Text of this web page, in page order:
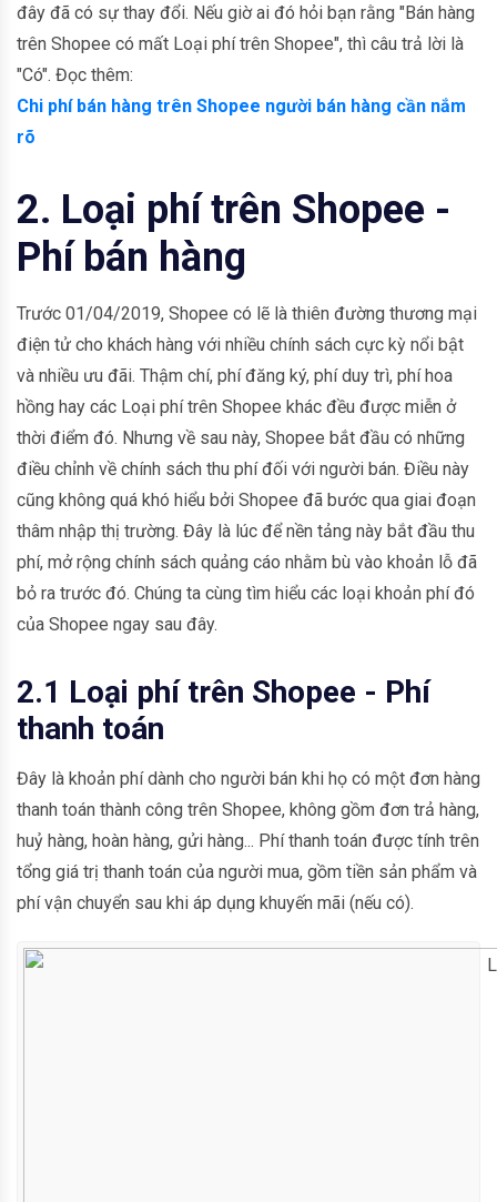
đây đã có sự thay đổi. Nếu giờ ai đó hỏi bạn rằng "Bán hàng
trên Shopee có mất Loại phí trên Shopee", thì câu trả lời là
"Có". Đọc thêm:
Chi phí bán hàng trên Shopee người bán hàng cần nắm
rõ
2. Loại phí trên Shopee -
Phí bán hàng
Trước 01/04/2019, Shopee có lẽ là thiên đường thương mại
điện tử cho khách hàng với nhiều chính sách cực kỳ nổi bật
và nhiều ưu đãi. Thậm chí, phí đăng ký, phí duy trì, phí hoa
hồng hay các Loại phí trên Shopee khác đều được miễn ở
thời điểm đó. Nhưng về sau này, Shopee bắt đầu có những
điều chỉnh về chính sách thu phí đối với người bán. Điều này
cũng không quá khó hiểu bởi Shopee đã bước qua giai đoạn
thâm nhập thị trường. Đây là lúc để nền tảng này bắt đầu thu
phí, mở rộng chính sách quảng cáo nhằm bù vào khoản lỗ đã
bỏ ra trước đó. Chúng ta cùng tìm hiểu các loại khoản phí đó
của Shopee ngay sau đây.
2.1 Loại phí trên Shopee - Phí
thanh toán
Đây là khoản phí dành cho người bán khi họ có một đơn hàng
thanh toán thành công trên Shopee, không gồm đơn trả hàng,
huỷ hàng, hoàn hàng, gửi hàng... Phí thanh toán được tính trên
tổng giá trị thanh toán của người mua, gồm tiền sản phẩm và
phí vận chuyển sau khi áp dụng khuyến mãi (nếu có).